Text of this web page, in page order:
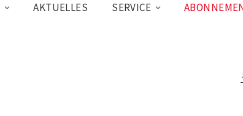
AKTUELLES SERVICE